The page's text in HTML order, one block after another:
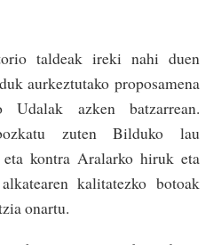
taldeak ireki nahi duen
aurkeztutako proposamena
azken batzarrean.
zuten Bilduko lau
kontra Aralarko hiruk eta
kalitatezko botoak
onartu.